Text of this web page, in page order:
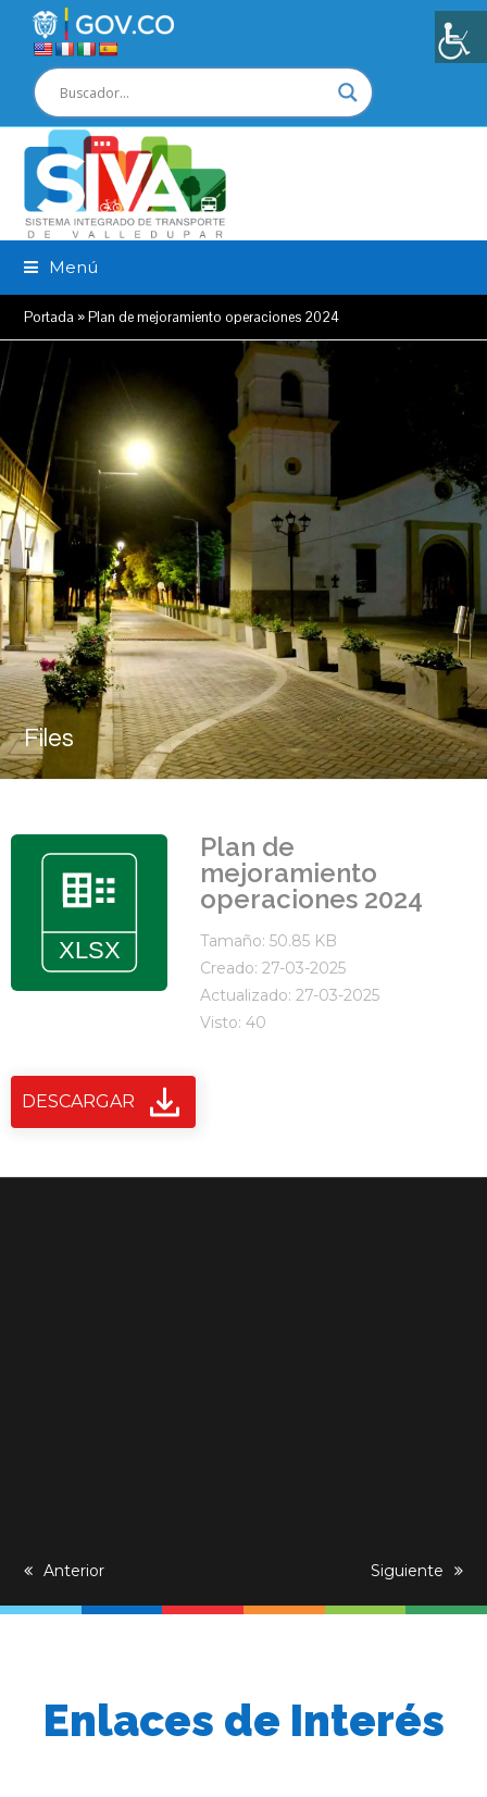
Menú
Portada »Plan de mejoramiento operaciones 2024
Files
Plan de
mejoramiento
operaciones 2024
Tamaño: 50.85 KB
Creado: 27-03-2025
Actualizado: 27-03-2025
Visto: 40
DESCARGAR
previous
Anterior
next
Siguiente
Enlaces de Interés